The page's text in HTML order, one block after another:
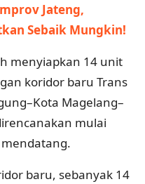
Jateng,
Sebaik Mungkin!
menyiapkan 14 unit
koridor baru Trans
Magelang–
mulai
baru, sebanyak 14